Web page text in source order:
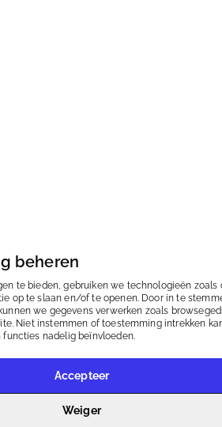
beheren
te bieden, gebruiken we technologieën zoals
op te slaan en/of te openen. Door in te
we gegevens verwerken zoals
Niet instemmen of toestemming intrekken
nadelig beïnvloeden.
Accepteer
Weiger